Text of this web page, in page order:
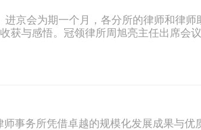
京会为期一个月，各分所的律师和律师
获与感悟。冠领律所周旭亮主任出席会
师事务所凭借卓越的规模化发展成果与优